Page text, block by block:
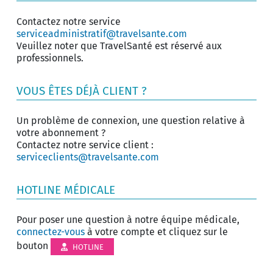
Contactez notre service
serviceadministratif@travelsante.com
Veuillez noter que TravelSanté est réservé aux
professionnels.
VOUS ÊTES DÉJÀ CLIENT ?
Un problème de connexion, une question relative à
votre abonnement ?
Contactez notre service client :
serviceclients@travelsante.com
HOTLINE MÉDICALE
Pour poser une question à notre équipe médicale,
connectez-vous à votre compte et cliquez sur le
bouton
HOTLINE